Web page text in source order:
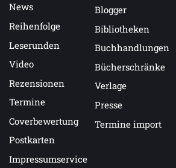
News
Reihenfolge
Leserunden
Video
Rezensionen
Termine
Coverbewertung
Postkarten
Impressumservice
Blogger
Bibliotheken
Buchhandlungen
Bücherschränke
Verlage
Presse
Termine import